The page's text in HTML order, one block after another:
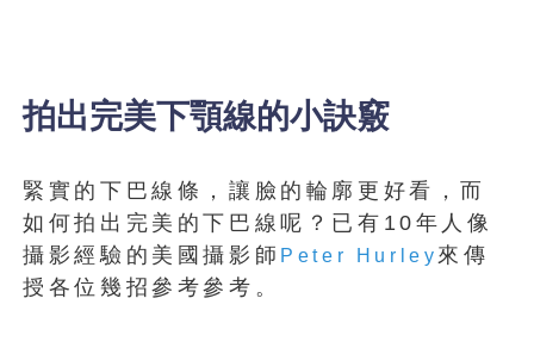
拍出完美下顎線的小訣竅
緊實的下巴線條，讓臉的輪廓更好看，而
如何拍出完美的下巴線呢？已有10年人像
攝影經驗的美國攝影師 Peter Hurley 來傳
授各位幾招參考參考。